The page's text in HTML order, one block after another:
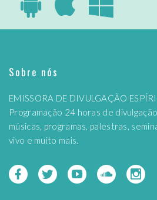
Sobre nós
EMISSORA DE DIVULGAÇÃO
Programação 24 horas de
músicas, programas, palestras,
vivo e muito mais.